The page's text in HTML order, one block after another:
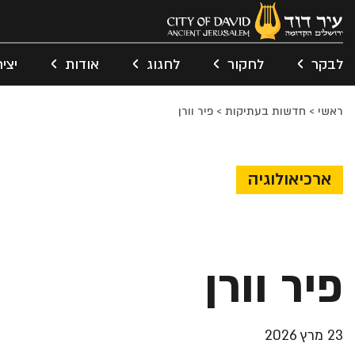
לבקר לחקור לחגוג אודות
ראשי > חדשות בעתיקות > פיר וורן
ארכיאולוגיה
פיר וורן
23 מרץ 2026